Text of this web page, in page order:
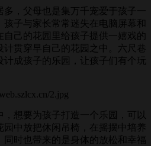
父母也是集万千宠爱于孩子一
子与家长常常迷失在电脑屏幕和
自己的花园里给孩子提供一嬉戏的
计贯穿早自己的花园之中。六尺巷
计成孩子的乐园，让孩子们有个玩
想要为孩子打造一个乐园，可以
园中放把休闲吊椅，在摇摆中培养
同时也带来的是身体的放松和幸福